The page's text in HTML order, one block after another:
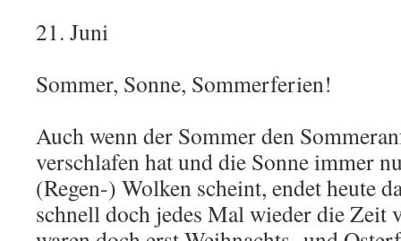
21. Juni
Sommer, Sonne, Sommerferien!
Auch wenn der Sommer den
verschlafen hat und die Sonne immer
(Regen-) Wolken scheint, endet heute
schnell doch jedes Mal wieder die Zeit